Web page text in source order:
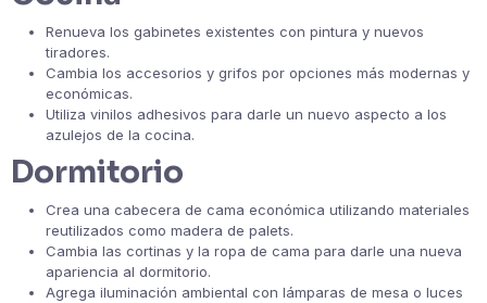
Renueva los gabinetes existentes con pintura y nuevos
tiradores.
Cambia los accesorios y grifos por opciones más modernas y
económicas.
Utiliza vinilos adhesivos para darle un nuevo aspecto a los
azulejos de la cocina.
Dormitorio
Crea una cabecera de cama económica utilizando materiales
reutilizados como madera de palets.
Cambia las cortinas y la ropa de cama para darle una nueva
apariencia al dormitorio.
Agrega iluminación ambiental con lámparas de mesa o luces